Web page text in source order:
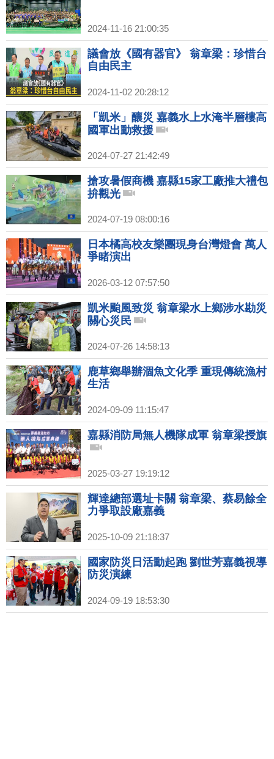
2024-11-16 21:00:35
議會放《國有器官》 翁章梁：珍惜台
自由民主
2024-11-02 20:28:12
「凱米」釀災 嘉義水上水淹半層樓高
國軍出動救援
2024-07-27 21:42:49
搶攻暑假商機 嘉縣15家工廠推大禮包
拚觀光
2024-07-19 08:00:16
日本橘高校友樂團現身台灣燈會 萬人
爭睹演出
2026-03-12 07:57:50
凱米颱風致災 翁章梁水上鄉涉水勘災
關心災民
2024-07-26 14:58:13
鹿草鄉舉辦涸魚文化季 重現傳統漁村
生活
2024-09-09 11:15:47
嘉縣消防局無人機隊成軍 翁章梁授旗
2025-03-27 19:19:12
輝達總部選址卡關 翁章梁、蔡易餘全
力爭取設廠嘉義
2025-10-09 21:18:37
國家防災日活動起跑 劉世芳嘉義視導
防災演練
2024-09-19 18:53:30